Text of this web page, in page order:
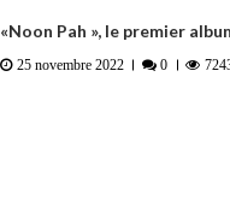
«Noon Pah », le premier
25 novembre 2022 0